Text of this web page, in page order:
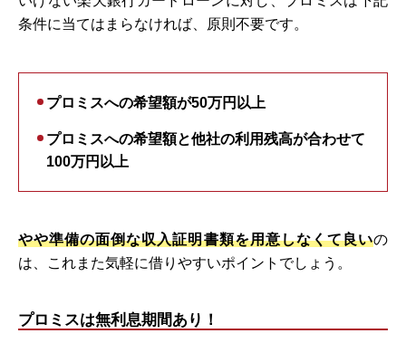
条件に当てはまらなければ、原則不要です。
プロミスへの希望額が50万円以上
プロミスへの希望額と他社の利用残高が合わせて
100万円以上
やや準備の面倒な収入証明書類を用意しなくて良いの
は、これまた気軽に借りやすいポイントでしょう。
プロミスは無利息期間あり！